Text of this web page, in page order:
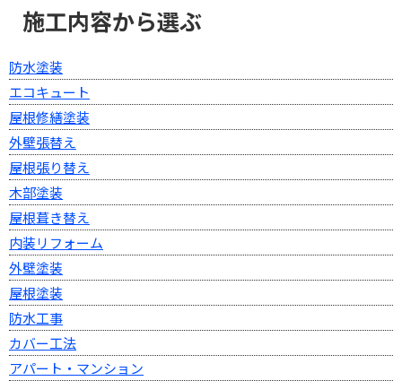
施工内容から選ぶ
防水塗装
エコキュート
屋根修繕塗装
外壁張替え
屋根張り替え
木部塗装
屋根葺き替え
内装リフォーム
外壁塗装
屋根塗装
防水工事
カバー工法
アパート・マンション